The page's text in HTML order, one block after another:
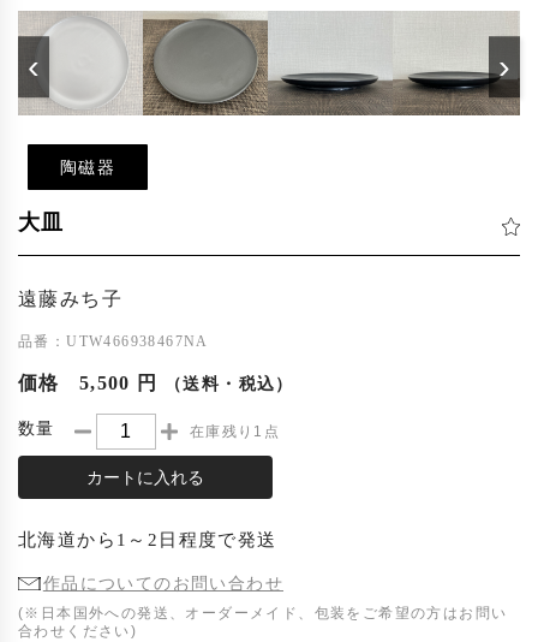
‹ ›
陶磁器
大皿
遠藤みち子
品番：UTW466938467NA
価格 5,500 円 （送料・税込）
数量 在庫残り1点
カートに入れる
北海道から 1～2日程度で発送
作品についてのお問い合わせ
(※日本国外への発送、オーダーメイド、包装をご希望の方はお問い
合わせください)